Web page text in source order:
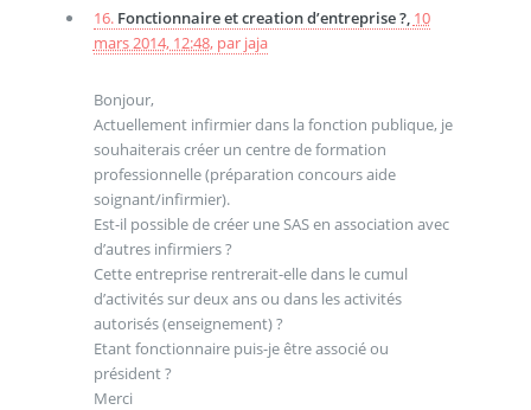
16. Fonctionnaire et creation d’entreprise ?, 10
mars 2014, 12:48, par jaja
Bonjour,
Actuellement infirmier dans la fonction publique, je
souhaiterais créer un centre de formation
professionnelle (préparation concours aide
soignant/infirmier).
Est-il possible de créer une SAS en association avec
d’autres infirmiers ?
Cette entreprise rentrerait-elle dans le cumul
d’activités sur deux ans ou dans les activités
autorisés (enseignement) ?
Etant fonctionnaire puis-je être associé ou
président ?
Merci